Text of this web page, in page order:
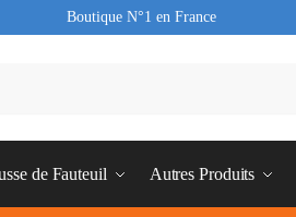
Boutique N°1 en France
de Fauteuil Autres Produits